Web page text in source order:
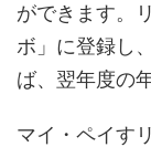
ができます。
ボ」に登録し
ば、翌年度の
マイ・ペイす